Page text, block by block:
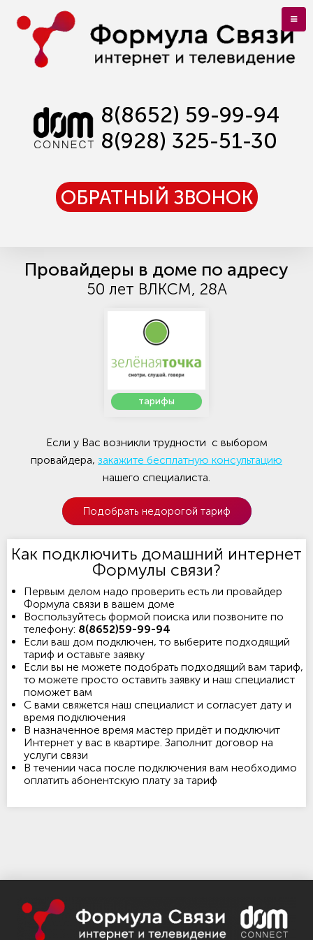
8(8652) 59-99-94
8(928) 325-51-30
ОБРАТНЫЙ ЗВОНОК
Провайдеры в доме по адресу
50 лет ВЛКСМ, 28А
тарифы
Если у Вас возникли трудности с выбором
провайдера, закажите бесплатную консультацию
нашего специалиста.
Подобрать недорогой тариф
Как подключить домашний интернет
Формулы связи?
Первым делом надо проверить есть ли провайдер
Формула связи в вашем доме
Воспользуйтесь формой поиска или позвоните по
телефону: 8(8652)59-99-94
Если ваш дом подключен, то выберите подходящий
тариф и оставьте заявку
Если вы не можете подобрать подходящий вам тариф,
то можете просто оставить заявку и наш специалист
поможет вам
С вами свяжется наш специалист и согласует дату и
время подключения
В назначенное время мастер придёт и подключит
Интернет у вас в квартире. Заполнит договор на
услуги связи
В течении часа после подключения вам необходимо
оплатить абонентскую плату за тариф